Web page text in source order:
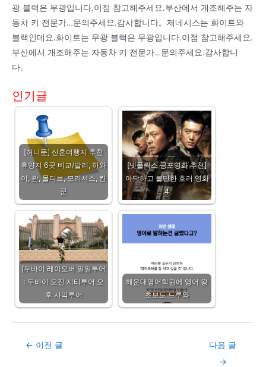
광 블랙은 무광입니다.이점 참고해주세요.부산에서 개조해주는 자
동차 키 전문가…문의주세요.감사합니다。제네시스는 화이트와
블랙인데요.화이트는 무광 블랙은 무광입니다.이점 참고해주세요.
부산에서 개조해주는 자동차 키 전문가…문의주세요.감사합니
다。
인기글
[허니문] 신혼여행지 추천
휴양지 6곳 비교/발리, 하와
이, 괌, 몰디브, 모리셔스, 칸
쿤
[넷플릭스 공포영화 추천]
아닥하고 볼만한 호러 영화
4
[두바이 레이오버 일일투어
: 두바이 오전 시티투어 오
후 사막투어
해운대영어학원에 영어 왕
초보도 드루와
Post← 이전 글
다음 글
→